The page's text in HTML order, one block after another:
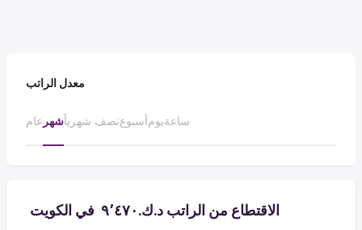
معدل الراتب
عام شهرنصف شهرياًأسبوعيومساعة
الاقتطاع من الراتب د.ك.‏٩٬٤٧٠ ‏ في الكويت